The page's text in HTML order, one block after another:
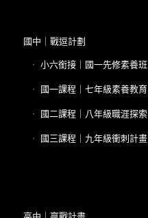
國中｜戰逗計劃
小六銜接｜國一先修素養班
國一課程｜七年級素養教育
國二課程｜八年級職涯探索
國三課程｜九年級衝刺計畫